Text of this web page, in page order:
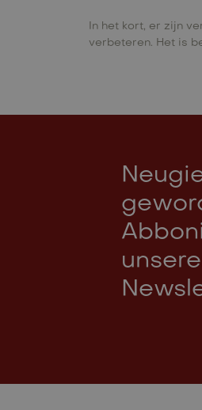
In het kort, er zijn
verbeteren. Het is